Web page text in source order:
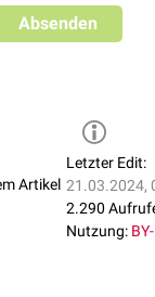
Absenden
Artikel
Letzter Edit:
21.03.2024,
2.290
Nutzung: